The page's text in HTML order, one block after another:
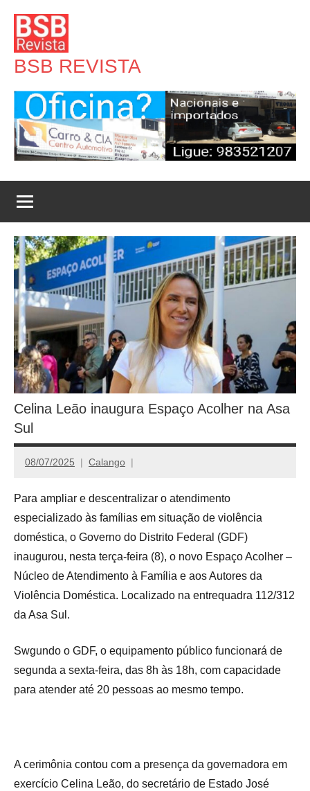
para
conteúdo
BSB REVISTA
Celina Leão inaugura Espaço Acolher na Asa
Sul
08/07/2025 Calango
Para ampliar e descentralizar o atendimento
especializado às famílias em situação de violência
doméstica, o Governo do Distrito Federal (GDF)
inaugurou, nesta terça-feira (8), o novo Espaço Acolher –
Núcleo de Atendimento à Família e aos Autores da
Violência Doméstica. Localizado na entrequadra 112/312
da Asa Sul.
Swgundo o GDF, o equipamento público funcionará de
segunda a sexta-feira, das 8h às 18h, com capacidade
para atender até 20 pessoas ao mesmo tempo.
A cerimônia contou com a presença da governadora em
exercício Celina Leão, do secretário de Estado José